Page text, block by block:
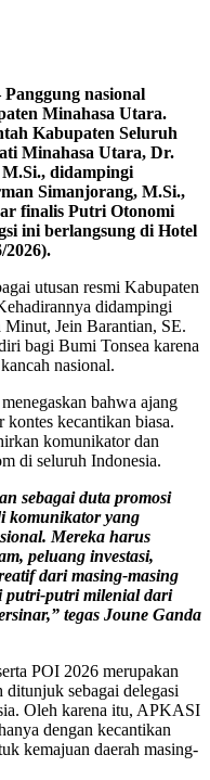
Panggung nasional
Minahasa Utara.
Kabupaten Seluruh
Minahasa Utara, Dr.
didampingi
Simanjorang, M.Si.,
finalis Putri Otonomi
ini berlangsung di Hotel
2026).
utusan resmi Kabupaten
didampingi
Jein Barantian, SE.
bagi Bumi Tonsea karena
nasional.
bahwa ajang
kecantikan biasa.
komunikator dan
di seluruh Indonesia.
sebagai duta promosi
komunikator yang
Mereka harus
peluang investasi,
dari masing-masing
putri-putri milenial dari
tegas Joune Ganda
POI 2026 merupakan
ditunjuk sebagai delegasi
Oleh karena itu, APKASI
dengan kecantikan
kemajuan daerah masing-